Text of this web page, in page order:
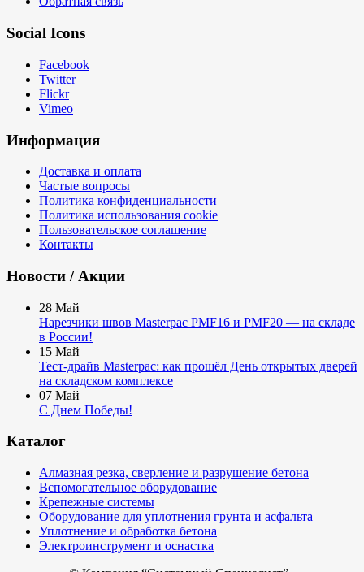
Social Icons
Facebook
Twitter
Flickr
Vimeo
Информация
Доставка и оплата
Частые вопросы
Политика конфиденциальности
Политика использования cookie
Пользовательское соглашение
Контакты
Новости / Акции
28 Май
Нарезчики швов Masterpac PMF16 и PMF20 — на складе
в России!
15 Май
Тест-драйв Masterpac: как прошёл День открытых дверей
на складском комплексе
07 Май
С Днем Победы!
Каталог
Алмазная резка, сверление и разрушение бетона
Вспомогательное оборудование
Крепежные системы
Оборудование для уплотнения грунта и асфальта
Уплотнение и обработка бетона
Электроинструмент и оснастка